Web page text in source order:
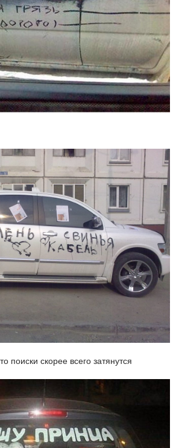
поиски скорее всего затянутся